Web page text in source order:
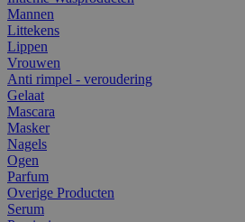
Mannen
Littekens
Lippen
Vrouwen
Anti rimpel - veroudering
Gelaat
Mascara
Masker
Nagels
Ogen
Parfum
Overige Producten
Serum